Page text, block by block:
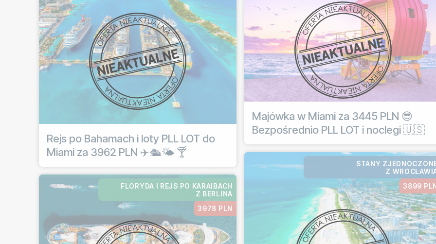
Rejs po Bahamach i loty PLL LOT do
Miami za 3962 PLN ✈️🛳️🌤️ 🍸
Majówka w Miami za 3445 PLN 😎
Bezpośrednio PLL LOT i noclegi 🇺🇸
FLORYDA I REJS PO KARAIBACH
Z BERLINA
3978 PLN
STANY
Z
3899